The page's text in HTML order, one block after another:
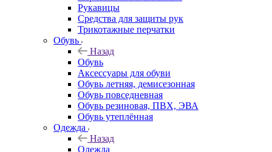
Рукавицы
Средства для защиты рук
Трикотажные перчатки
Обувь
Назад
Обувь
Аксессуары для обуви
Обувь летняя, демисезонная
Обувь повседневная
Обувь резиновая, ПВХ, ЭВА
Обувь утеплённая
Одежда
Назад
Одежда